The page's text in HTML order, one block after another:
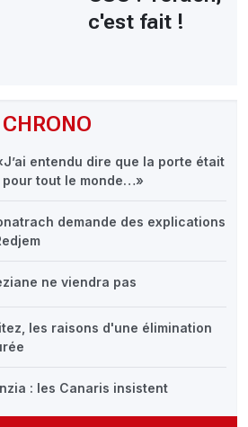
CHRONO
entendu dire que la porte était
pour tout le monde…»
demande des explications
ne viendra pas
les raisons d'une élimination
: les Canaris insistent
c'est fait !